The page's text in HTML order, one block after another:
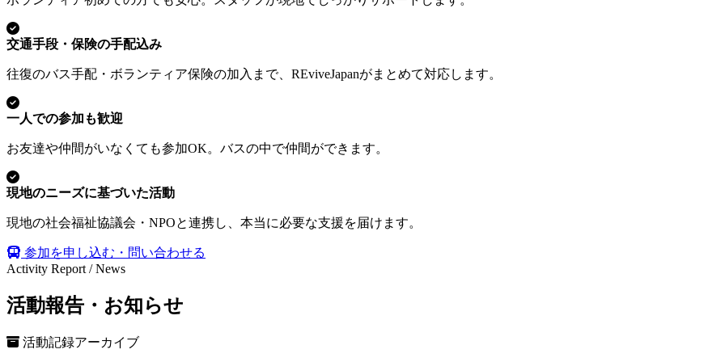
交通手段・保険の手配込み
往復のバス手配・ボランティア保険の加入まで、REviveJapanがまとめて対応します。
一人での参加も歓迎
お友達や仲間がいなくても参加OK。バスの中で仲間ができます。
現地のニーズに基づいた活動
現地の社会福祉協議会・NPOと連携し、本当に必要な支援を届けます。
参加を申し込む・問い合わせる
Activity Report / News
活動報告・お知らせ
活動記録アーカイブ